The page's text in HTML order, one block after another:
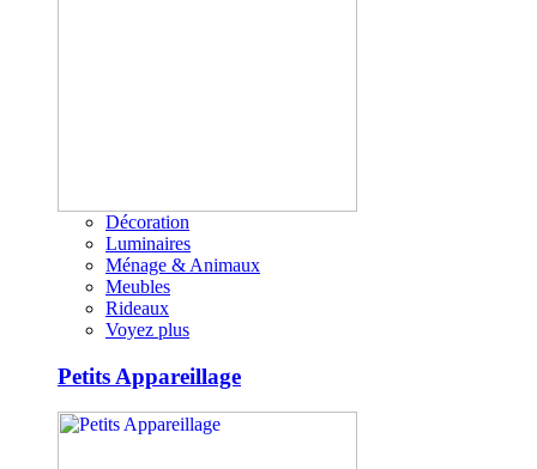
Décoration
Luminaires
Ménage & Animaux
Meubles
Rideaux
Voyez plus
Petits Appareillage